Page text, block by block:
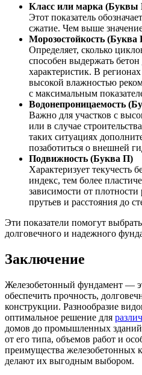
Класс или марка
Этот показатель
сжатие. Чем выше
Морозостойкость (Буква
Определяет, сколько
способен выдержать
характеристик. В
высокой влажностью
с максимальным
Водонепроницаемость
Важно для участков с
или в случае
таких ситуациях
позаботиться о внешней
Подвижность (Буква П)
Характеризует текучесть
индекс, тем более
зависимости от
прутьев и расстояния до
Эти показатели помогут
долговечного и надежного
Заключение
Железобетонный фундамент —
обеспечить прочность,
конструкции. Разнообразие
оптимальное решение для
домов до промышленных
от его типа, объемов работ и
преимущества железобетонных
делают их выгодным выбором.